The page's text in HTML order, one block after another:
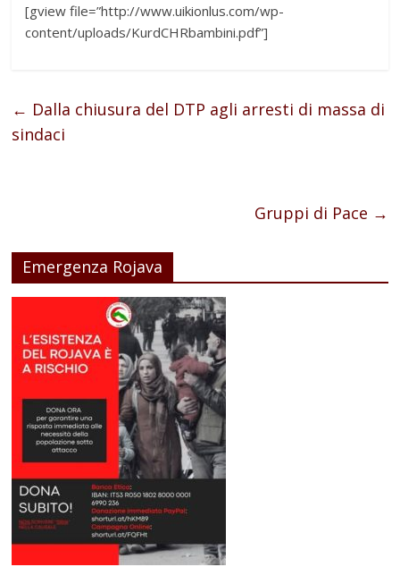
[gview file=”http://www.uikionlus.com/wp-
content/uploads/KurdCHRbambini.pdf”]
← Dalla chiusura del DTP agli arresti di massa di
sindaci
Gruppi di Pace →
Emergenza Rojava